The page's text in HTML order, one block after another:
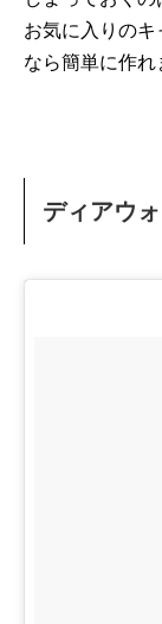
お気に入りの
なら簡単に作れ
ディアウ